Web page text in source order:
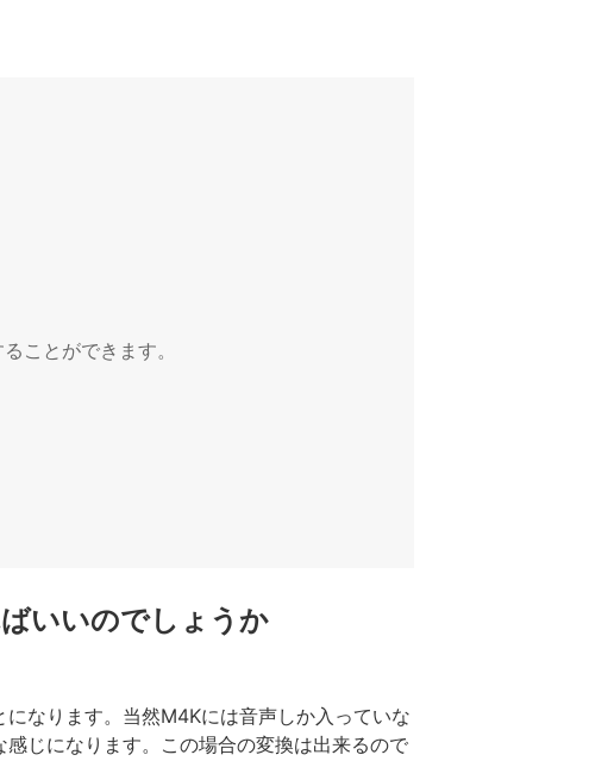
ことができます。
いいのでしょうか
なります。当然M4Kには音声しか入っていな
じになります。この場合の変換は出来るので